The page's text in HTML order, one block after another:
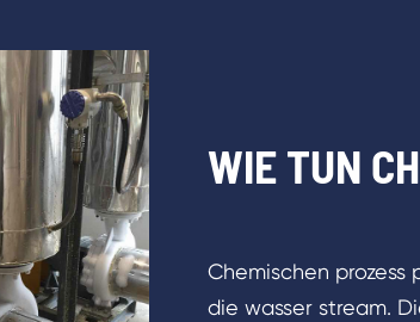
WIE TUN
Chemischen
die wasser stream.